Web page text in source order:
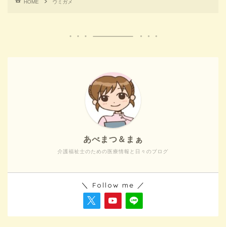
HOME ウミガメ
介護福祉士のための医療情報と日々のブログ
あべまつ＆まぁ
＼ Follow me ／